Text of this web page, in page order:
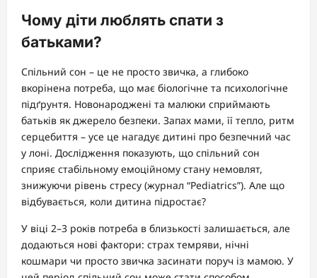
Чому діти люблять спати з
батьками?
Спільний сон – це не просто звичка, а глибоко
вкорінена потреба, що має біологічне та психологічне
підґрунтя. Новонароджені та малюки сприймають
батьків як джерело безпеки. Запах мами, її тепло, ритм
серцебиття – усе це нагадує дитині про безпечний час
у лоні. Дослідження показують, що спільний сон
сприяє стабільному емоційному стану немовлят,
знижуючи рівень стресу (журнал “Pediatrics”). Але що
відбувається, коли дитина підростає?
У віці 2–3 років потреба в близькості залишається, але
додаються нові фактори: страх темряви, нічні
кошмари чи просто звичка засинати поруч із мамою. У